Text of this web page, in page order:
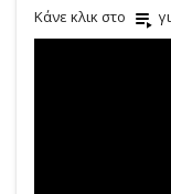
Κάνε κλικ στο